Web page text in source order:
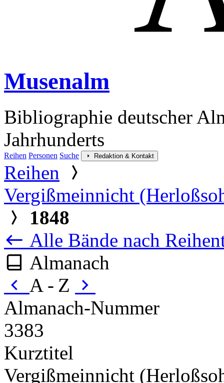
Musenalm
Bibliographie deutscher
Jahrhunderts
Reihen Personen Suche Redaktion & Kontakt
Reihen
Vergißmeinnicht
1848
Alle Bände nach
Almanach
A - Z
Almanach-Nummer
3383
Kurztitel
Vergißmeinnicht